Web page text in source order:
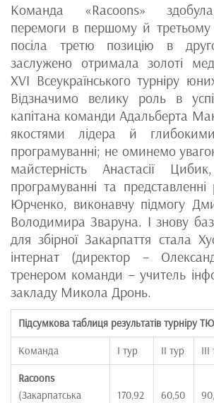
Команда «Racoons»
перемоги в першому й
посіла третю позицію в
заслужено отримала золоті
XVI Всеукраїнського турніру
Відзначимо велику роль в
капітана команди Адальберта
якостями лідера й
програмуванні; не оминемо
майстерність Анастасії
програмуванні та
Юрченко, виконавчу підмогу
Володимира Зваруна. І знову
для збірної Закарпаття стала
інтернат (директор –
тренером команди – учитель
закладу Микола Дронь.
Підсумкова таблиця результатів турніру
Команда І тур ІI тур
Racoons
(Закарпатська
170,92 60,50